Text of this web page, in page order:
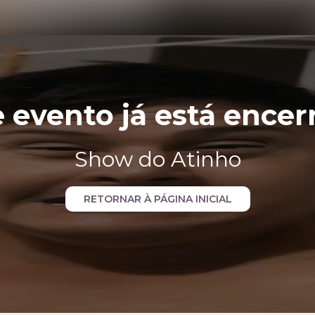
evento já está
Show do Atinho
RETORNAR À PÁGINA INICIAL